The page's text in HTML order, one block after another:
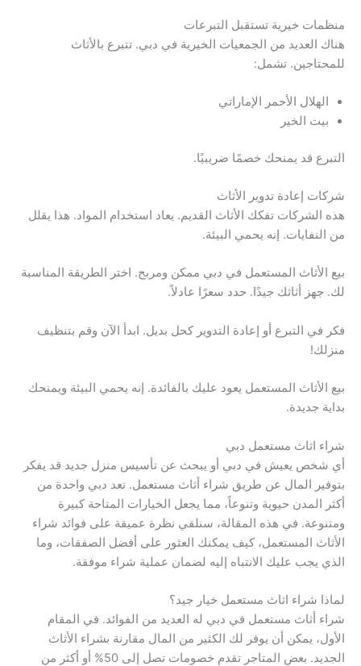
منظمات خيرية تستقبل التبرعات
هناك العديد من الجمعيات الخيرية في دبي. تتبرع بالأثاث
للمحتاجين. تشمل:
الهلال الأحمر الإماراتي
بيت الخير
التبرع قد يمنحك خصمًا ضريبيًا.
شركات إعادة تدوير الأثاث
هذه الشركات تفكك الأثاث القديم. يعاد استخدام المواد. هذا يقلل
من النفايات. إنه يحمي البيئة.
بيع الأثاث المستعمل في دبي ممكن ومربح. اختر الطريقة المناسبة
لك. جهز أثاثك جيدًا. حدد سعرًا عادلاً.
فكر في التبرع أو إعادة التدوير كحل بديل. ابدأ الآن وقم بتنظيف
منزلك!
بيع الأثاث المستعمل يعود عليك بالفائدة. إنه يحمي البيئة ويمنحك
بداية جديدة.
شراء اثاث مستعمل دبي
أي شخص يعيش في دبي أو يبحث عن تأسيس منزل جديد قد يفكر
بتوفير المال عن طريق شراء أثاث مستعمل. تعد دبي واحدة من
أكثر المدن حيوية وتنوعاً، مما يجعل الخيارات المتاحة كبيرة
ومتنوعة. في هذه المقالة، سنلقي نظرة عميقة على فوائد شراء
الأثاث المستعمل، كيف يمكنك العثور على أفضل الصفقات، وما
الذي يجب عليك الانتباه إليه لضمان عملية شراء موفقة.
لماذا شراء اثاث مستعمل خيار جيد؟
شراء أثاث مستعمل في دبي له العديد من الفوائد. في المقام
الأول، يمكن أن يوفر لك الكثير من المال مقارنة بشراء الأثاث
الجديد. بعض المتاجر تقدم خصومات تصل إلى 50% أو أكثر من